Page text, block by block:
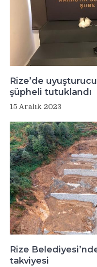
Rize’de
şüpheli tutuklandı
15 Aralık 2023
Rize
takviyesi